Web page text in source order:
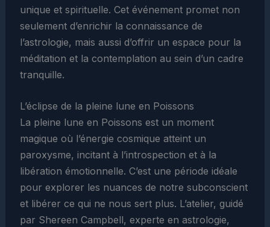
unique et spirituelle. Cet événement promet non
seulement d’enrichir la connaissance de
l’astrologie, mais aussi d’offrir un espace pour la
méditation et la contemplation au sein d’un cadre
tranquille.
L’éclipse de la pleine lune en Poissons
La pleine lune en Poissons est un moment
magique où l’énergie cosmique atteint un
paroxysme, incitant à l’introspection et à la
libération émotionnelle. C’est une période idéale
pour explorer les nuances de notre subconscient
et libérer ce qui ne nous sert plus. L’atelier, guidé
par Shereen Campbell, experte en astrologie,